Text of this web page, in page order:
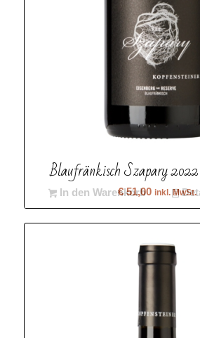
Blaufränkisch Szapary
€51,00 inkl. MwSt.
In den Warenkorb